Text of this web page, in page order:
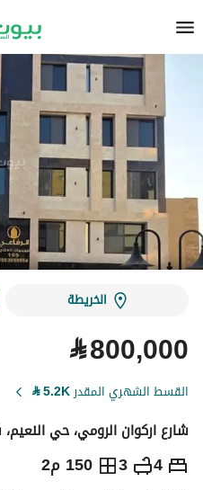
الخريطة
⃁800,000
القسط الشهري المقدر5.2K
⃁
شارع اركوان الرومي، حي
4
3 150 م2 ⃁
800,000